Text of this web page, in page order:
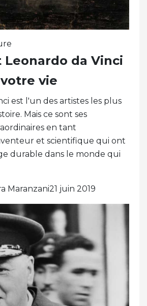
Leonardo da Vinci
vie
est l'un des artistes les plus
Mais ce sont ses
en tant
et scientifique qui ont
durable dans le monde qui
Maranzani21 juin 2019